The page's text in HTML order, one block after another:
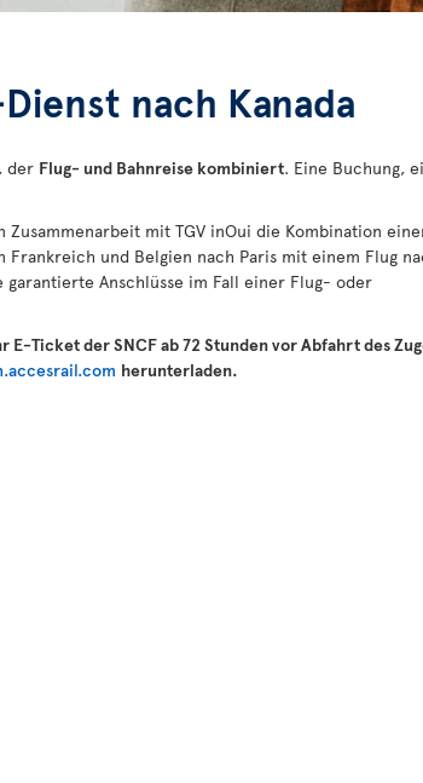
nach Kanada
der Flug- und Bahnreise kombiniert. Eine Buchung,
Zusammenarbeit mit TGV inOui die Kombination
Frankreich und Belgien nach Paris mit einem Flug
garantierte Anschlüsse im Fall einer Flug- oder
E-Ticket der SNCF ab 72 Stunden vor Abfahrt des
herunterladen.